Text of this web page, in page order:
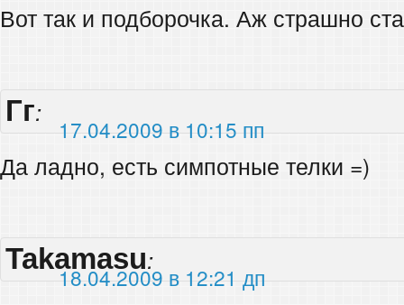
Вот так и подборочка. Аж страшно
Гг:
17.04.2009 в 10:15 пп
Да ладно, есть симпотные телки =)
Takamasu:
18.04.2009 в 12:21 дп